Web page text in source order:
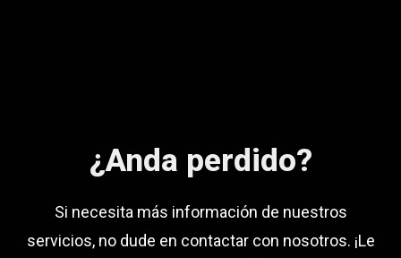
¿Anda perdido?
Si necesita más información de nuestros
servicios, no dude en contactar con nosotros. ¡Le